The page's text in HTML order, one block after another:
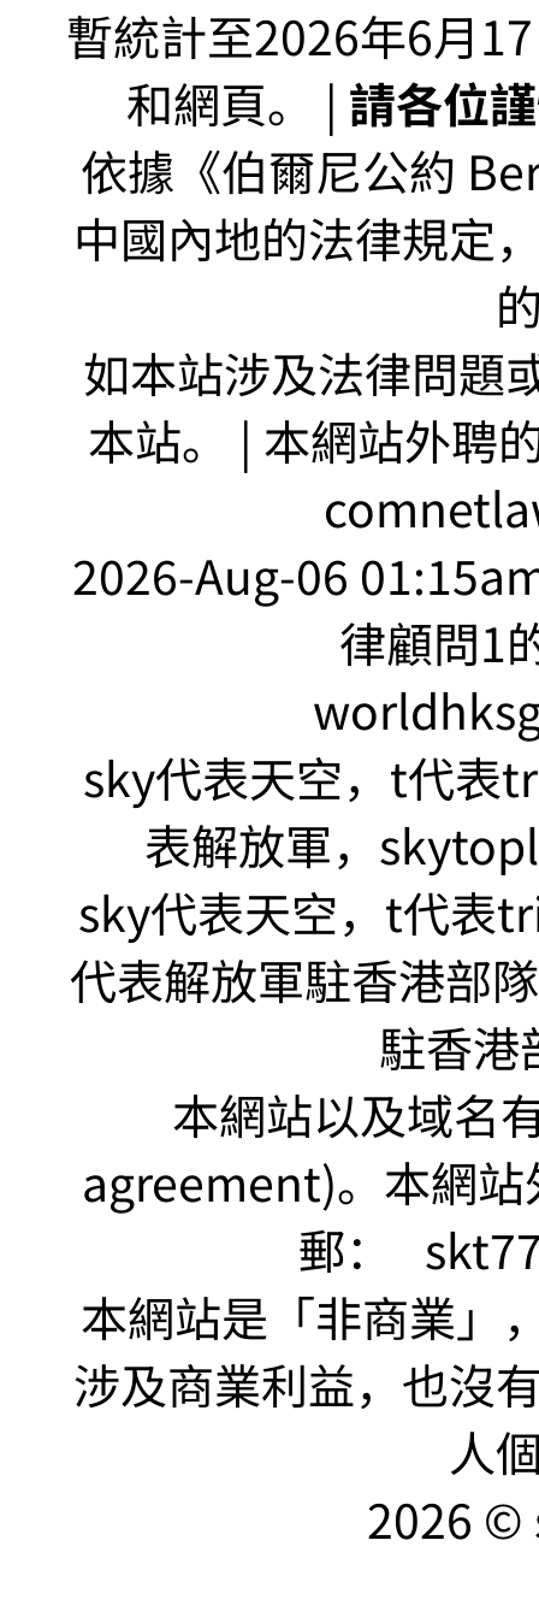
暫統計至2026年6月
和網頁。 | 請各位
依據《伯爾尼公約
中國內地的法律規定
如本站涉及法律問題
本站。 | 本網站外聘
2026-Aug-06
律顧問1
sky代表天空，t代表
表解放軍，
sky代表天空，t代表
代表解放軍駐香港部
駐香港
本網站以及域名
agreement)。本網
郵：
本網站是「非商業
涉及商業利益，也沒
人
2026 ©